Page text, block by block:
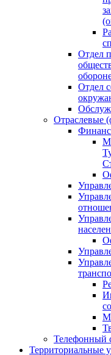
Отдел
Отдел
Отраслевые
Телефонный
Территориальные